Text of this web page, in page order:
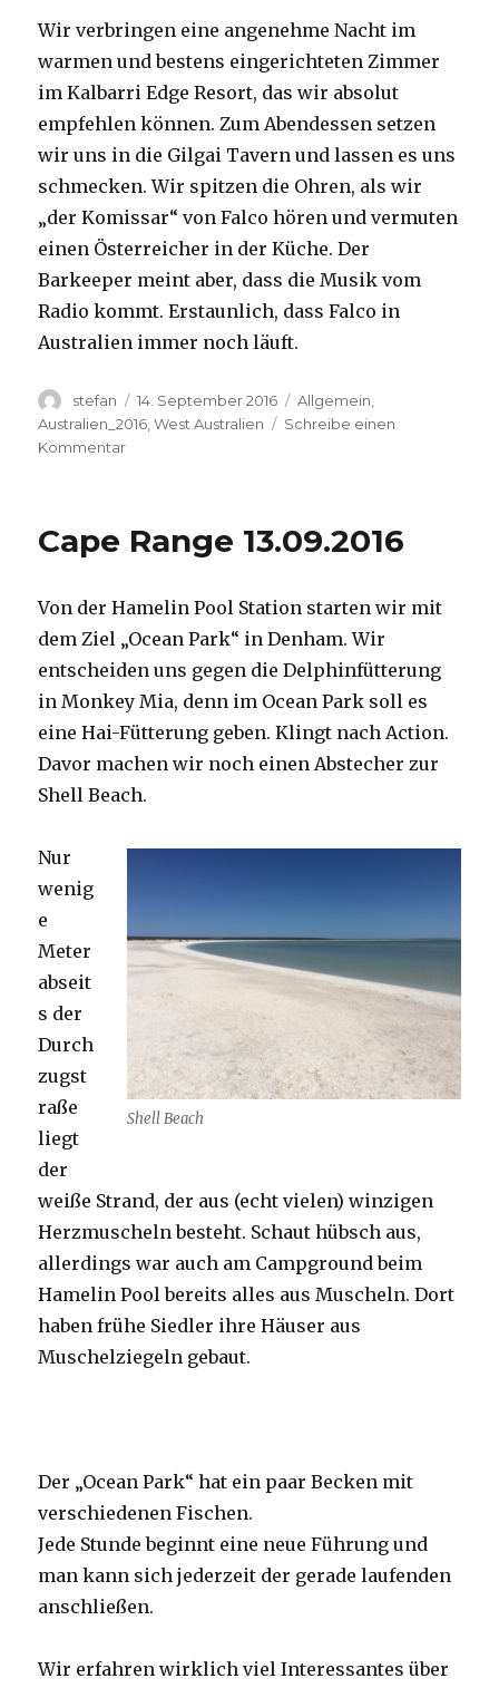
Wir verbringen eine angenehme Nacht im
warmen und bestens eingerichteten Zimmer
im Kalbarri Edge Resort, das wir absolut
empfehlen können. Zum Abendessen setzen
wir uns in die Gilgai Tavern und lassen es uns
schmecken. Wir spitzen die Ohren, als wir
„der Komissar“ von Falco hören und vermuten
einen Österreicher in der Küche. Der
Barkeeper meint aber, dass die Musik vom
Radio kommt. Erstaunlich, dass Falco in
Australien immer noch läuft.
Autor
stefan
Veröffentlicht
am
14. September 2016 Kategorien
Allgemein
Australien_2016 ,West Australien
Schreibe einen
Kommentarzu
Cape Range 13.09.2016
Von der Hamelin Pool Station starten wir mit
dem Ziel „Ocean Park“ in Denham. Wir
entscheiden uns gegen die Delphinfütterung
in Monkey Mia, denn im Ocean Park soll es
eine Hai-Fütterung geben. Klingt nach Action.
Davor machen wir noch einen Abstecher zur
Shell Beach.
Shell Beach
Nur
wenig
e
Meter
abseit
s der
Durch
zugst
raße
liegt
der
weiße Strand, der aus (echt vielen) winzigen
Herzmuscheln besteht. Schaut hübsch aus,
allerdings war auch am Campground beim
Hamelin Pool bereits alles aus Muscheln. Dort
haben frühe Siedler ihre Häuser aus
Muschelziegeln gebaut.
Der „Ocean Park“ hat ein paar Becken mit
verschiedenen Fischen.
Jede Stunde beginnt eine neue Führung und
man kann sich jederzeit der gerade laufenden
anschließen.
Wir erfahren wirklich viel Interessantes über